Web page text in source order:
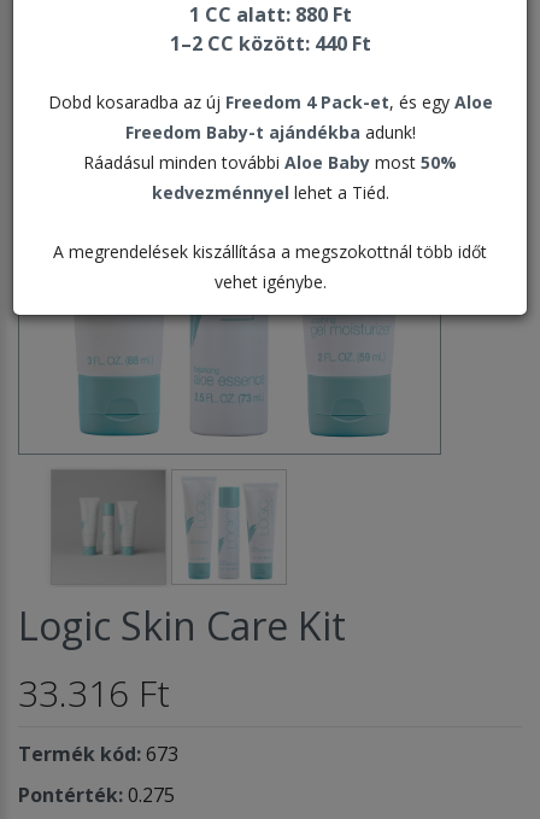
1 CC alatt: 880 Ft
1–2 CC között: 440 Ft
Dobd kosaradba az új Freedom 4 Pack-et, és egy Aloe
Freedom Baby-t ajándékba adunk!
Ráadásul minden további Aloe Baby most 50%
kedvezménnyel lehet a Tiéd.
A megrendelések kiszállítása a megszokottnál több időt
vehet igénybe.
Logic Skin Care Kit
33.316 Ft
Termék kód:673
Pontérték:0.275